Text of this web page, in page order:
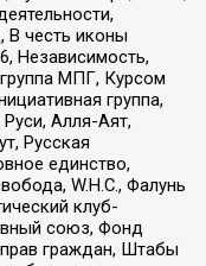
честь иконы
Независимость,
МПГ, Курсом
группа,
Алля-Аят,
Русская
единство,
W.H.С., Фалунь
клуб-
союз, Фонд
граждан, Штабы